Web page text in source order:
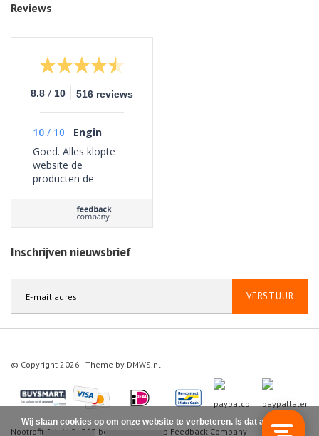
Reviews
8.8 / 10 516 reviews
10 / 10
Engin
Goed. Alles klopte
website de
producten de
problemen ervaren.
Inschrijven nieuwsbrief
VERSTUUR
© Copyright 2026 - Theme by DMWS.nl
Nootrofit 9.1 / 10 363 beoordelingen op Feedback Company
Wij slaan cookies op om onze website te verbeteren. Is dat akkoord?